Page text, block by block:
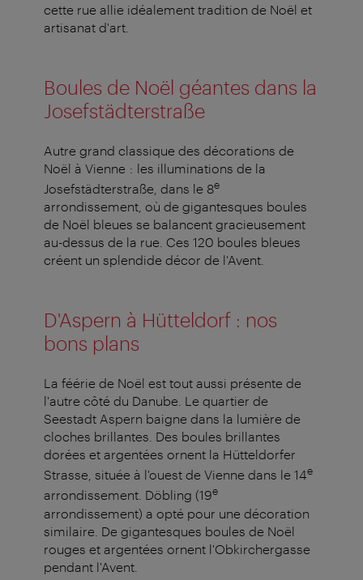
cette rue allie idéalement tradition de Noël et
artisanat d'art.
Boules de Noël géantes dans la
Josefstädterstraße
Autre grand classique des décorations de
Noël à Vienne : les illuminations de la
Josefstädterstraße, dans le 8e
arrondissement, où de gigantesques boules
de Noël bleues se balancent gracieusement
au-dessus de la rue. Ces 120 boules bleues
créent un splendide décor de l'Avent.
D'Aspern à Hütteldorf : nos
bons plans
La féérie de Noël est tout aussi présente de
l'autre côté du Danube. Le quartier de
Seestadt Aspern baigne dans la lumière de
cloches brillantes. Des boules brillantes
dorées et argentées ornent la Hütteldorfer
Strasse, située à l'ouest de Vienne dans le 14e
arrondissement. Döbling (19e
arrondissement) a opté pour une décoration
similaire. De gigantesques boules de Noël
rouges et argentées ornent l'Obkirchergasse
pendant l'Avent.